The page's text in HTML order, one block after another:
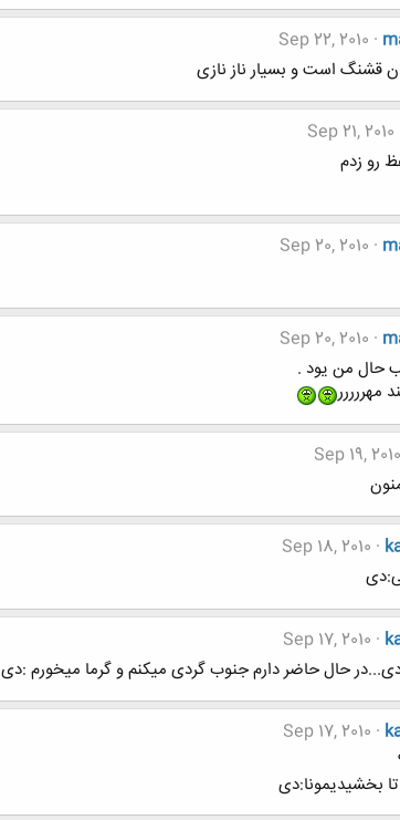
Sep 22, 2010
قشنگ است و بسیار ناز نازی
Sep 21, 2010
رو زدم
Sep 20, 2010
Sep 20, 2010
حال من یود .
مهررررر
Sep 19, 2010
Sep 18, 2010
Sep 17, 2010
حال حاضر دارم جنوب گردی میکنم و گرما میخورم :دی
Sep 17, 2010
بخشیدیمونا:دی